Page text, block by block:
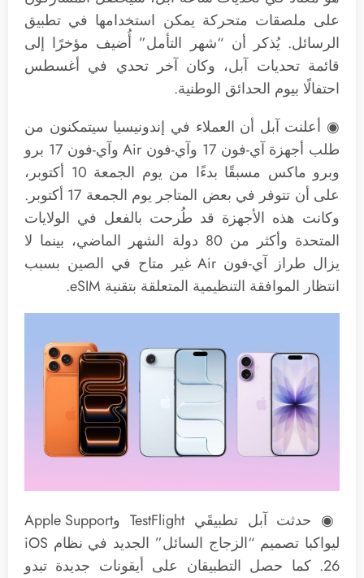
على ملصقات متحركة يمكن استخدامها في تطبيق
الرسائل. يُذكر أن “شهر التأمل” أُضيف مؤخرًا إلى
قائمة تحديات آبل، وكان آخر تحدي في أغسطس
احتفالًا بيوم الحدائق الوطنية.
◉ أعلنت آبل أن العملاء في إندونيسيا سيتمكنون من
طلب أجهزة آي-فون 17 وآي-فون Air وآي-فون 17 برو
وبرو ماكس مسبقًا بدءًا من يوم الجمعة 10 أكتوبر،
على أن تتوفر في بعض المتاجر يوم الجمعة 17 أكتوبر.
وكانت هذه الأجهزة قد طُرحت بالفعل في الولايات
المتحدة وأكثر من 80 دولة الشهر الماضي، بينما لا
يزال طراز آي-فون Air غير متاح في الصين بسبب
انتظار الموافقة التنظيمية المتعلقة بتقنية eSIM.
◉ حدثت آبل تطبيقَي TestFlight وApple Support
ليواكبا تصميم “الزجاج السائل” الجديد في نظام iOS
26. كما حصل التطبيقان على أيقونات جديدة تبدو